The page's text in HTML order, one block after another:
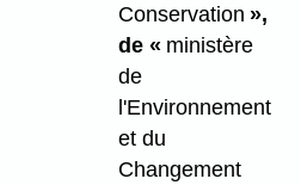
Conservation »,
de « ministère
de
l'Environnement
et du
Changement